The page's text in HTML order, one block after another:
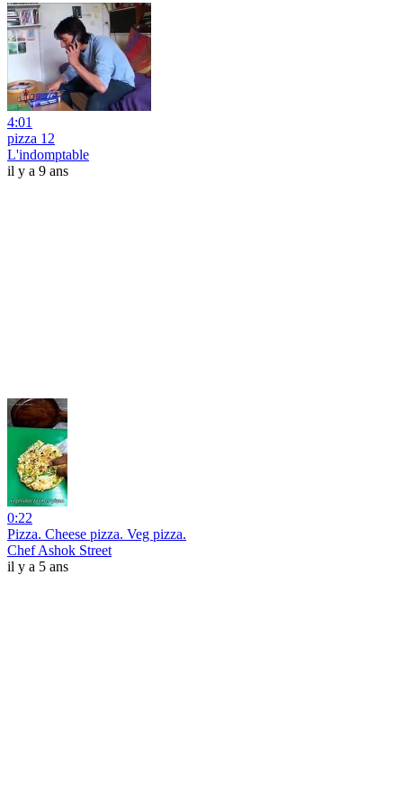
4:01
pizza 12
L'indomptable
il y a 9 ans
0:22
Pizza. Cheese pizza. Veg pizza.
Chef Ashok Street
il y a 5 ans